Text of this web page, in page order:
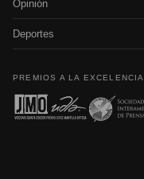
Opinión
Deportes
PREMIOS A LA